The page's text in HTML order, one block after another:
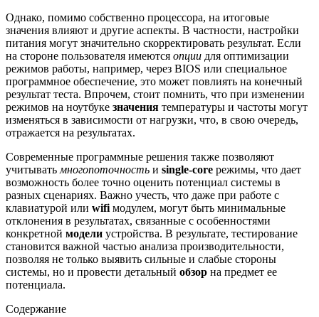
Однако, помимо собственно процессора, на итоговые
значения влияют и другие аспекты. В частности, настройки
питания могут значительно скорректировать результат. Если
на стороне пользователя имеются опции для оптимизации
режимов работы, например, через BIOS или специальное
программное обеспечение, это может повлиять на конечный
результат теста. Впрочем, стоит помнить, что при изменении
режимов на ноутбуке значения температуры и частоты могут
изменяться в зависимости от нагрузки, что, в свою очередь,
отражается на результатах.
Современные программные решения также позволяют
учитывать многопоточность и single-core режимы, что дает
возможность более точно оценить потенциал системы в
разных сценариях. Важно учесть, что даже при работе с
клавиатурой или wifi модулем, могут быть минимальные
отклонения в результатах, связанные с особенностями
конкретной модели устройства. В результате, тестирование
становится важной частью анализа производительности,
позволяя не только выявить сильные и слабые стороны
системы, но и провести детальный обзор на предмет ее
потенциала.
Содержание